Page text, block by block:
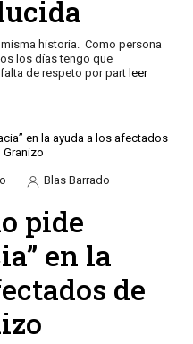
historia. Como persona
los días tengo que
de respeto por part leer
Blas Barrado
pide
en la
de